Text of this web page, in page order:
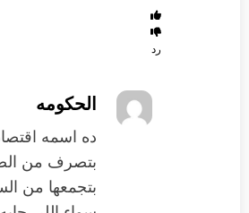
رد
الحكومه
ده اسمه
بتصرف من
بتجمعها من